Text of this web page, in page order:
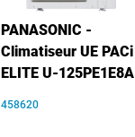
PANASONIC -
Climatiseur UE PACi
ELITE U-125PE1E8A
458620